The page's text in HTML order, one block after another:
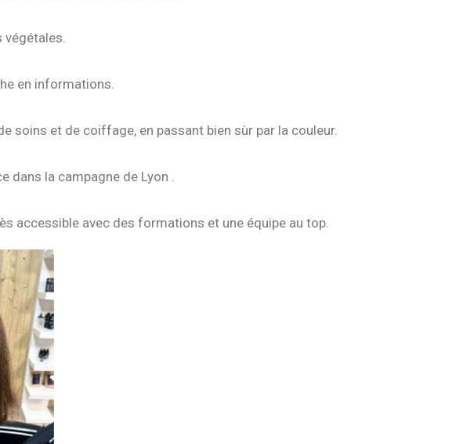
végétales.
en informations.
soins et de coiffage, en passant bien sùr par la couleur.
dans la campagne de Lyon .
accessible avec des formations et une équipe au top.